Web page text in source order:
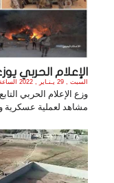
الإعلام الحربي
السبت , 29 يـنـاير , 2022 الساعة 5:54:40 PM
وزع الإعلام الحربي
مشاهد لعملية عسكرية